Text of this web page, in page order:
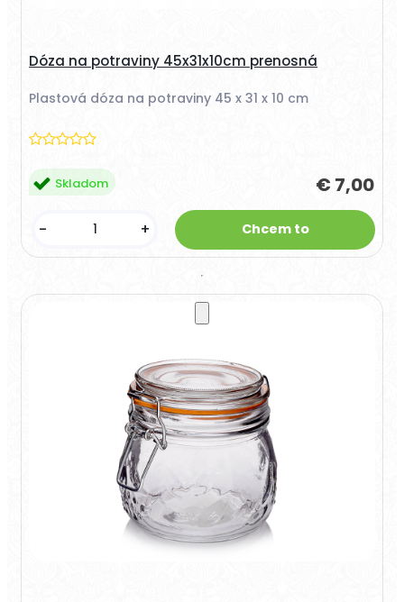
Dóza na potraviny 45x31x10cm prenosná
Plastová dóza na potraviny 45 x 31 x 10 cm
€ 7,00
Skladom
- +